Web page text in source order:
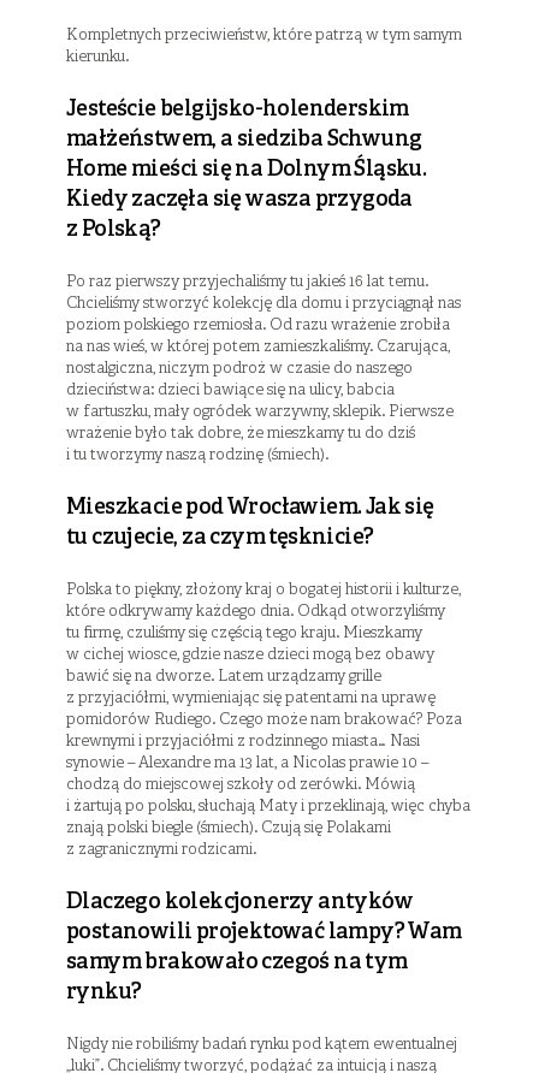
Kompletnych przeciwieństw, które patrzą w tym samym
kierunku.
Jesteście belgijsko-holenderskim
małżeństwem, a siedziba Schwung
Home mieści się na Dolnym Śląsku.
Kiedy zaczęła się wasza przygoda
z Polską?
Po raz pierwszy przyjechaliśmy tu jakieś 16 lat temu.
Chcieliśmy stworzyć kolekcję dla domu i przyciągnął nas
poziom polskiego rzemiosła. Od razu wrażenie zrobiła
na nas wieś, w której potem zamieszkaliśmy. Czarująca,
nostalgiczna, niczym podroż w czasie do naszego
dzieciństwa: dzieci bawiące się na ulicy, babcia
w fartuszku, mały ogródek warzywny, sklepik. Pierwsze
wrażenie było tak dobre, że mieszkamy tu do dziś
i tu tworzymy naszą rodzinę (śmiech).
Mieszkacie pod Wrocławiem. Jak się
tu czujecie, za czym tęsknicie?
Polska to piękny, złożony kraj o bogatej historii i kulturze,
które odkrywamy każdego dnia. Odkąd otworzyliśmy
tu firmę, czuliśmy się częścią tego kraju. Mieszkamy
w cichej wiosce, gdzie nasze dzieci mogą bez obawy
bawić się na dworze. Latem urządzamy grille
z przyjaciółmi, wymieniając się patentami na uprawę
pomidorów Rudiego. Czego może nam brakować? Poza
krewnymi i przyjaciółmi z rodzinnego miasta… Nasi
synowie – Alexandre ma 13 lat, a Nicolas prawie 10 –
chodzą do miejscowej szkoły od zerówki. Mówią
i żartują po polsku, słuchają Maty i przeklinają, więc chyba
znają polski biegle (śmiech). Czują się Polakami
z zagranicznymi rodzicami.
Dlaczego kolekcjonerzy antyków
postanowili projektować lampy? Wam
samym brakowało czegoś na tym
rynku?
Nigdy nie robiliśmy badań rynku pod kątem ewentualnej
„luki”. Chcieliśmy tworzyć, podążać za intuicją i naszą